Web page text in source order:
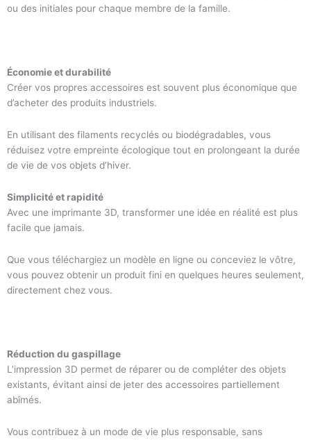
ou des initiales pour chaque membre de la famille.
Économie et durabilité
Créer vos propres accessoires est souvent plus économique que
d’acheter des produits industriels.
En utilisant des filaments recyclés ou biodégradables, vous
réduisez votre empreinte écologique tout en prolongeant la durée
de vie de vos objets d’hiver.
Simplicité et rapidité
Avec une imprimante 3D, transformer une idée en réalité est plus
facile que jamais.
Que vous téléchargiez un modèle en ligne ou conceviez le vôtre,
vous pouvez obtenir un produit fini en quelques heures seulement,
directement chez vous.
Réduction du gaspillage
L’impression 3D permet de réparer ou de compléter des objets
existants, évitant ainsi de jeter des accessoires partiellement
abîmés.
Vous contribuez à un mode de vie plus responsable, sans